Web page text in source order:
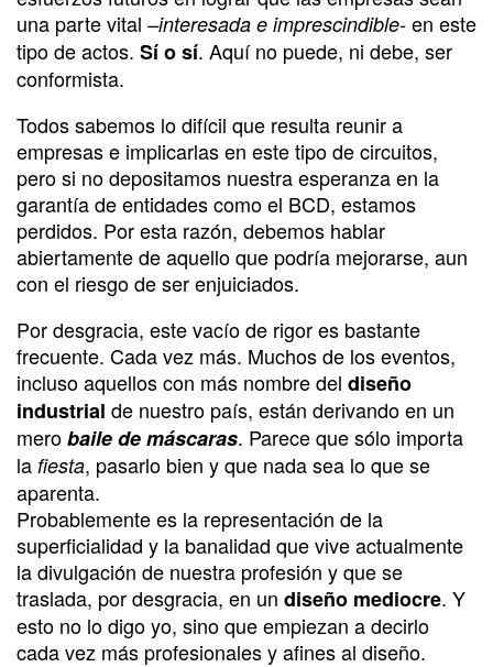
una parte vital –interesada e imprescindible- en este
tipo de actos. Sí o sí. Aquí no puede, ni debe, ser
conformista.
Todos sabemos lo difícil que resulta reunir a
empresas e implicarlas en este tipo de circuitos,
pero si no depositamos nuestra esperanza en la
garantía de entidades como el BCD, estamos
perdidos. Por esta razón, debemos hablar
abiertamente de aquello que podría mejorarse, aun
con el riesgo de ser enjuiciados.
Por desgracia, este vacío de rigor es bastante
frecuente. Cada vez más. Muchos de los eventos,
incluso aquellos con más nombre del diseño
industrial de nuestro país, están derivando en un
merobaile de máscaras. Parece que sólo importa
la fiesta, pasarlo bien y que nada sea lo que se
aparenta.
Probablemente es la representación de la
superficialidad y la banalidad que vive actualmente
la divulgación de nuestra profesión y que se
traslada, por desgracia, en un diseño mediocre. Y
esto no lo digo yo, sino que empiezan a decirlo
cada vez más profesionales y afines al diseño.